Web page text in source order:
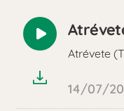
Reproducir
audioAtrévete
14/07/